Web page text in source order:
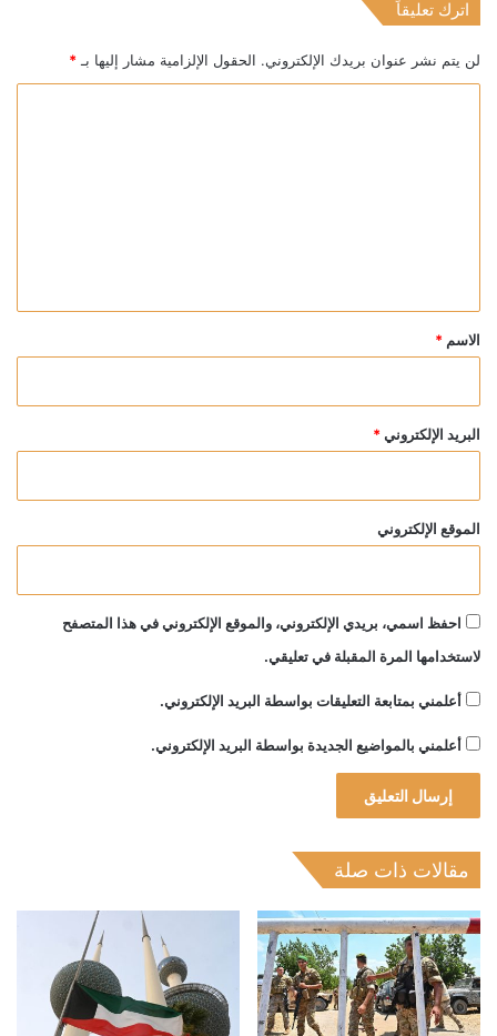
اترك تعليقاً
لن يتم نشر عنوان بريدك الإلكتروني. الحقول الإلزامية مشار إليها بـ *
*
الاسم *
البريد الإلكتروني *
الموقع الإلكتروني
احفظ اسمي، بريدي الإلكتروني، والموقع الإلكتروني في هذا المتصفح
لاستخدامها المرة المقبلة في تعليقي.
أعلمني بمتابعة التعليقات بواسطة البريد الإلكتروني.
أعلمني بالمواضيع الجديدة بواسطة البريد الإلكتروني.
مقالات ذات صلة